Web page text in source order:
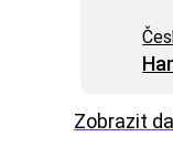
Zobrazit